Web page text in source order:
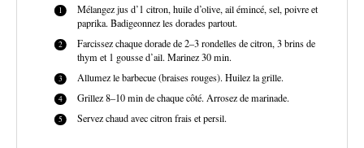
Mélangez jus d’1 citron, huile d’olive, ail émincé, sel, poivre et
paprika. Badigeonnez les dorades partout.
Farcissez chaque dorade de 2–3 rondelles de citron, 3 brins de
thym et 1 gousse d’ail. Marinez 30 min.
Allumez le barbecue (braises rouges). Huilez la grille.
Grillez 8–10 min de chaque côté. Arrosez de marinade.
Servez chaud avec citron frais et persil.